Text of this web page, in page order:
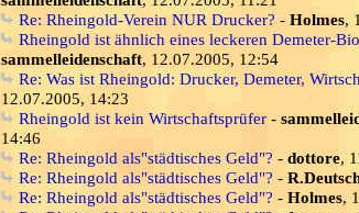
Re: Rheingold-Verein NUR Drucker? - Holmes,
Rheingold ist ähnlich eines leckeren Demeter-
sammelleidenschaft, 12.07.2005, 12:54
Re: Was ist Rheingold: Drucker, Demeter,
12.07.2005, 14:23
Rheingold ist kein Wirtschaftsprüfer -
14:46
Re: Rheingold als"städtisches Geld"? - dottore,
Re: Rheingold als"städtisches Geld"? -
Re: Rheingold als"städtisches Geld"? - Holmes,